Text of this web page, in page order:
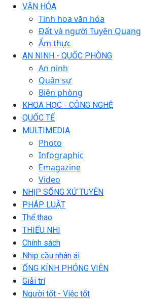
VĂN HÓA
Tinh hoa văn hóa
Đất và người Tuyên Quang
Ẩm thực
AN NINH - QUỐC PHÒNG
An ninh
Quân sự
Biên phòng
KHOA HỌC - CÔNG NGHỆ
QUỐC TẾ
MULTIMEDIA
Photo
Infographic
Emagazine
Video
NHỊP SỐNG XỨ TUYÊN
PHÁP LUẬT
Thể thao
THIẾU NHI
Chính sách
Nhịp cầu nhân ái
ỐNG KÍNH PHÓNG VIÊN
Giải trí
Người tốt - Việc tốt